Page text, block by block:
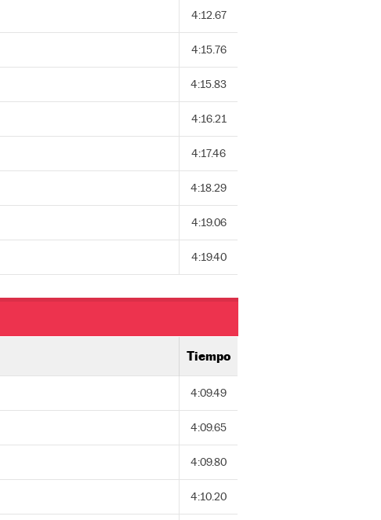
4:12.67
4:15.76
4:15.83
4:16.21
4:17.46
4:18.29
4:19.06
4:19.40
Tiempo
4:09.49
4:09.65
4:09.80
4:10.20